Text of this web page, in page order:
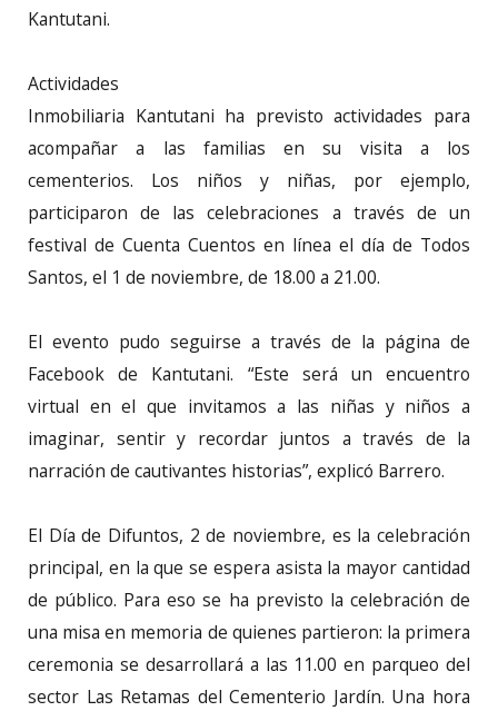
Kantutani.
Actividades
Inmobiliaria Kantutani ha previsto actividades para
acompañar a las familias en su visita a los
cementerios. Los niños y niñas, por ejemplo,
participaron de las celebraciones a través de un
festival de Cuenta Cuentos en línea el día de Todos
Santos, el 1 de noviembre, de 18.00 a 21.00.
El evento pudo seguirse a través de la página de
Facebook de Kantutani. “Este será un encuentro
virtual en el que invitamos a las niñas y niños a
imaginar, sentir y recordar juntos a través de la
narración de cautivantes historias”, explicó Barrero.
El Día de Difuntos, 2 de noviembre, es la celebración
principal, en la que se espera asista la mayor cantidad
de público. Para eso se ha previsto la celebración de
una misa en memoria de quienes partieron: la primera
ceremonia se desarrollará a las 11.00 en parqueo del
sector Las Retamas del Cementerio Jardín. Una hora